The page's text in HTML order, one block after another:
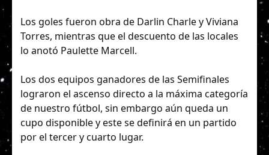
Los goles fueron obra de Darlin Charle y Viviana
Torres, mientras que el descuento de las locales
lo anotó Paulette Marcell.
Los dos equipos ganadores de las Semifinales
lograron el ascenso directo a la máxima categoría
de nuestro fútbol, sin embargo aún queda un
cupo disponible y este se definirá en un partido
por el tercer y cuarto lugar.